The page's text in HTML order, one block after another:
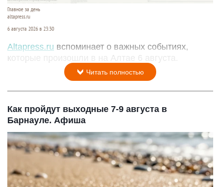
Главное за день
altapress.ru
6 августа 2026 в 23:30
Altapress.ru вспоминает о важных событиях,
которые произошли в на Алтае 6 августа.
Читать полностью
Как пройдут выходные 7-9 августа в
Барнауле. Афиша